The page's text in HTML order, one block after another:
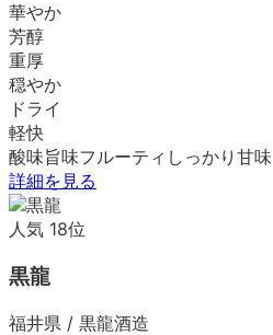
華やか
芳醇
重厚
穏やか
ドライ
軽快
酸味旨味フルーティ しっかり 甘味
詳細を見る
人気 18位
黒龍
福井県 / 黒龍酒造